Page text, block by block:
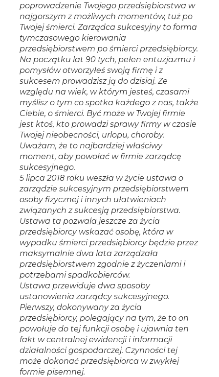
poprowadzenie Twojego przedsiębiorstwa w
najgorszym z możliwych momentów, tuż po
Twojej śmierci. Zarządca sukcesyjny to forma
tymczasowego kierowania
przedsiębiorstwem po śmierci przedsiębiorcy.
Na początku lat 90 tych, pełen entuzjazmu i
pomysłów otworzyłeś swoją firmę i z
sukcesem prowadzisz ją do dzisiaj. Ze
względu na wiek, w którym jesteś, czasami
myślisz o tym co spotka każdego z nas, także
Ciebie, o śmierci. Być może w Twojej firmie
jest ktoś, kto prowadzi sprawy firmy w czasie
Twojej nieobecności, urlopu, choroby.
Uważam, że to najbardziej właściwy
moment, aby powołać w firmie zarządcę
sukcesyjnego.
5 lipca 2018 roku weszła w życie ustawa o
zarządzie sukcesyjnym przedsiębiorstwem
osoby fizycznej i innych ułatwieniach
związanych z sukcesją przedsiębiorstwa.
Ustawa ta pozwala jeszcze za życia
przedsiębiorcy wskazać osobę, która w
wypadku śmierci przedsiębiorcy będzie przez
maksymalnie dwa lata zarządzała
przedsiębiorstwem zgodnie z życzeniami i
potrzebami spadkobierców.
Ustawa przewiduje dwa sposoby
ustanowienia zarządcy sukcesyjnego.
Pierwszy, dokonywany za życia
przedsiębiorcy, polegający na tym, że to on
powołuje do tej funkcji osobę i ujawnia ten
fakt w centralnej ewidencji i informacji
działalności gospodarczej. Czynności tej
może dokonać przedsiębiorca w zwykłej
formie pisemnej.